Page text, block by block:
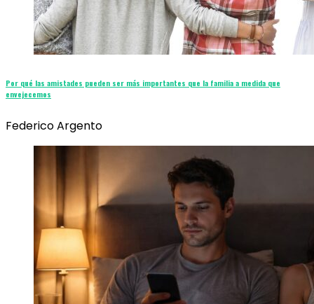
Por qué las amistades pueden ser más importantes que la familia a medida que
envejecemos
Federico Argento